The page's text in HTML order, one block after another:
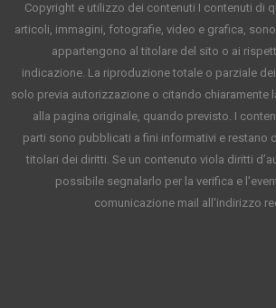
Copyright e utilizzo dei contenuti I contenuti di
articoli, immagini, fotografie, video e grafica,
appartengono al titolare del sito o ai
indicazione. La riproduzione totale o parziale
solo previa autorizzazione o citando chiaramente
alla pagina originale, quando previsto. I
parti sono pubblicati a fini informativi e restano
titolari dei diritti. Se un contenuto viola diritti
possibile segnalarlo per la verifica e
comunicazione mail all'indirizzo